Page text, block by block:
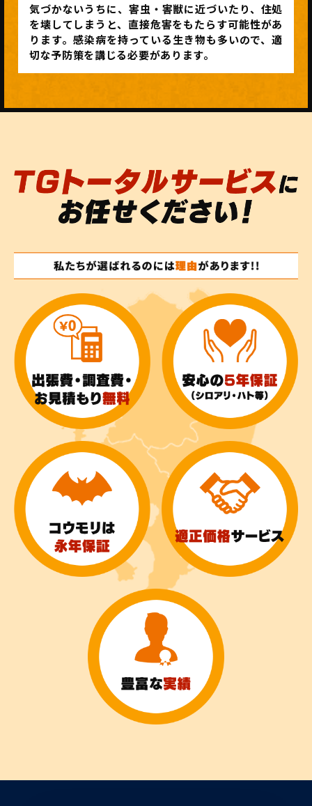
気づかないうちに、害虫・害獣に近づいたり、住処
を壊してしまうと、直接危害をもたらす可能性があ
ります。感染病を持っている生き物も多いので、適
切な予防策を講じる必要があります。